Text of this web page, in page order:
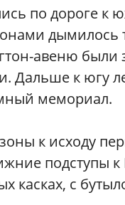
по дороге к
дымилось
авеню
Дальше к югу
мемориал.
к исходу
подступы
касках, с